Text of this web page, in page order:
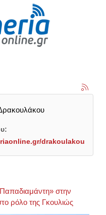
drakoulakou
Παπαδιαμάντη» στην
ρόλο της Γκουλιώς